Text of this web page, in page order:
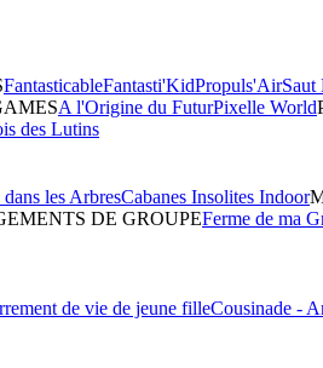
FantasticableFantasti'KidPropuls'AirSaut
A l'Origine du FuturPixelle World
des Lutins
les ArbresCabanes Insolites Indoor
DE GROUPEFerme de ma
de vie de jeune filleCousinade -